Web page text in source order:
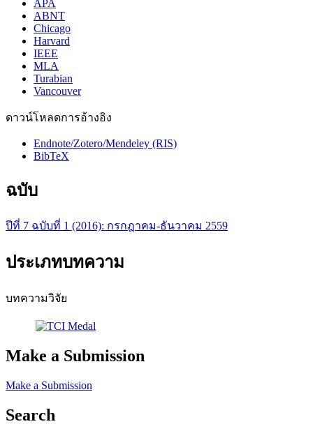
APA
ABNT
Chicago
Harvard
IEEE
MLA
Turabian
Vancouver
ดาวน์โหลดการอ้างอิง
Endnote/Zotero/Mendeley (RIS)
BibTeX
ฉบับ
ปีที่ 7 ฉบับที่ 1 (2016): กรกฎาคม-ธันวาคม 2559
ประเภทบทความ
บทความวิจัย
Make a Submission
Make a Submission
Search